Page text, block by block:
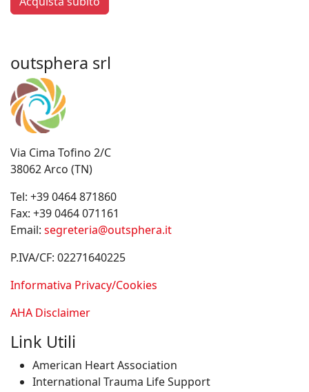
outsphera srl
Via Cima Tofino 2/C
38062 Arco (TN)
Tel: +39 0464 871860
Fax: +39 0464 071161
Email: segreteria@outsphera.it
P.IVA/CF: 02271640225
Informativa Privacy/Cookies
AHA Disclaimer
Link Utili
American Heart Association
International Trauma Life Support